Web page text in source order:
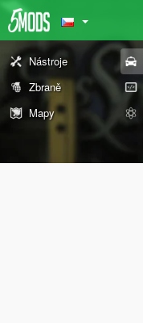
Nástroje
Zbraně
Mapy